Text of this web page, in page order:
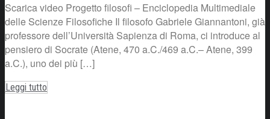
Scarica video Progetto filosofi – Enciclopedia Multimediale
delle Scienze Filosofiche Il filosofo Gabriele Giannantoni, già
professore dell’Università Sapienza di Roma, ci introduce al
pensiero di Socrate (Atene, 470 a.C./469 a.C.– Atene, 399
a.C.), uno dei più […]
Leggi tutto